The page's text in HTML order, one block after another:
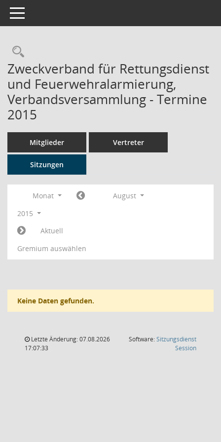
Toggle navigation
Rechercheauswahl
Zweckverband für Rettungsdienst
und Feuerwehralarmierung,
Verbandsversammlung - Termine
2015
Mitglieder Vertreter
Sitzungen
Monat
August
2015
Aktuell
Gremium auswählen
Keine Daten gefunden.
Letzte Änderung: 07.08.2026
17:07:33
Software:Sitzungsdienst
Session(Wird in